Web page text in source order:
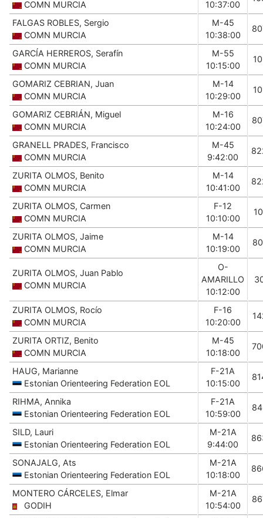
COMN MURCIA 10:37:00
FALGAS ROBLES, Sergio
COMN MURCIA
M-45
10:38:00
GARCÍA HERREROS, Serafín
COMN MURCIA
M-55
10:15:00
GOMARIZ CEBRIAN, Juan
COMN MURCIA
M-14
10:29:00
GOMARIZ CEBRIÁN, Miguel
COMN MURCIA
M-16
10:24:00
GRANELL PRADES, Francisco
COMN MURCIA
M-45
9:42:00
ZURITA OLMOS, Benito
COMN MURCIA
M-14
10:41:00
ZURITA OLMOS, Carmen
COMN MURCIA
F-12
10:10:00
ZURITA OLMOS, Jaime
COMN MURCIA
M-14
10:19:00
ZURITA OLMOS, Juan Pablo
COMN MURCIA
O-
AMARILLO
10:12:00
ZURITA OLMOS, Rocío
COMN MURCIA
F-16
10:20:00
ZURITA ORTIZ, Benito
COMN MURCIA
M-45
10:18:00
HAUG, Marianne
Estonian Orienteering Federation EOL
F-21A
10:15:00
RIHMA, Annika
Estonian Orienteering Federation EOL
F-21A
10:59:00
SILD, Lauri
Estonian Orienteering Federation EOL
M-21A
9:44:00
SONAJALG, Ats
Estonian Orienteering Federation EOL
M-21A
10:18:00
MONTERO CÁRCELES, Elmar
GODIH
M-21A
10:54:00